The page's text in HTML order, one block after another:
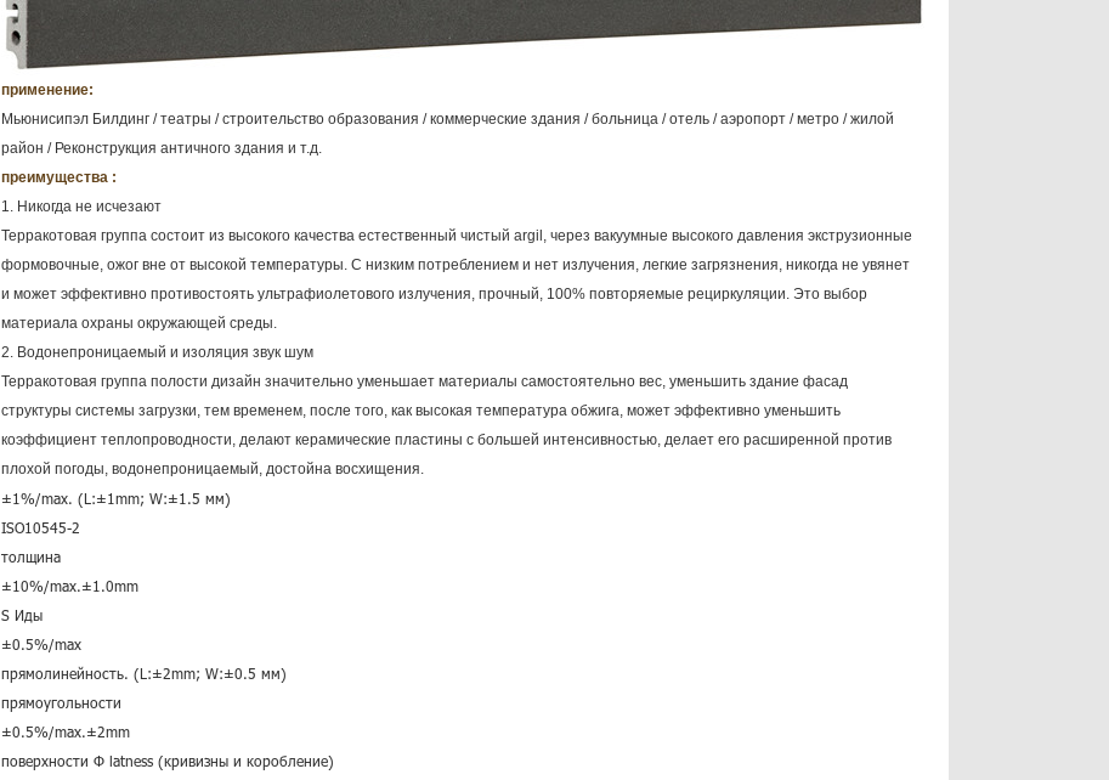
применение:
Мьюнисипэл Билдинг / театры / строительство образования /коммерческие здания / больница / отель / аэропорт / метро / жилой
район / Реконструкция античного здания и т.д.
преимущества :
1. Никогда не исчезают
Терракотовая группа состоит из высокого качества естественный чистый argil, через вакуумные высокого давления экструзионные
формовочные, ожог вне от высокой температуры. С низким потреблением и нет излучения, легкие загрязнения, никогда не увянет
и может эффективно противостоять ультрафиолетового излучения, прочный, 100% повторяемые рециркуляции. Это выбор
материала охраны окружающей среды.
2. Водонепроницаемый и изоляция звук шум
Терракотовая группа полости дизайн значительно уменьшает материалы самостоятельно вес, уменьшить здание фасад
структуры системы загрузки, тем временем, после того, как высокая температура обжига, может эффективно уменьшить
коэффициент теплопроводности, делают керамические пластины с большей интенсивностью, делает его расширенной против
плохой погоды, водонепроницаемый, достойна восхищения.
±1%/max. (L:±1mm; W:±1.5 мм)
ISO10545-2
толщина
±10%/max.±1.0mm
S Иды
±0.5%/max
прямолинейность. (L:±2mm; W:±0.5 мм)
прямоугольности
±0.5%/max.±2mm
поверхности Ф latness (кривизны и коробление)